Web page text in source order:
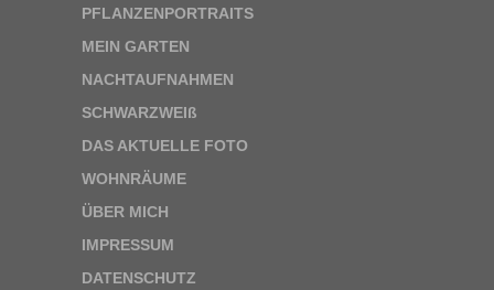
PFLANZENPORTRAITS
MEIN GARTEN
NACHTAUFNAHMEN
SCHWARZWEIß
DAS AKTUELLE FOTO
WOHNRÄUME
ÜBER MICH
IMPRESSUM
DATENSCHUTZ